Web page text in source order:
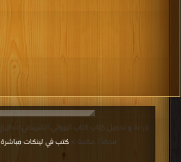
مجانا | مكتبة >كتب في لينكات مباشرة